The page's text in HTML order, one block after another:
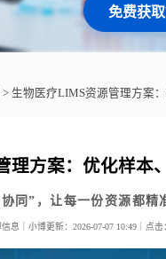
免费获
> 生物医疗LIMS资源管理方案
理方案：优化样本
同”，让每一份资源都精
息｜小博更新：2026-07-07 10:49｜ 点击